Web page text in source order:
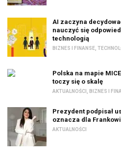
AI zaczyna
nauczyć się
technologią
BIZNES I FINANSE
Polska na mapie
toczy się o skalę
AKTUALNOŚCI BIZNES I
Prezydent podpisał
oznacza dla
AKTUALNOŚCI